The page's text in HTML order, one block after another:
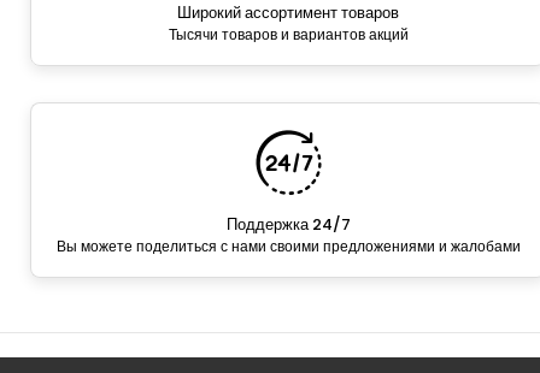
Широкий ассортимент товаров
Тысячи товаров и вариантов акций
Поддержка 24/7
Вы можете поделиться с нами своими предложениями и жалобами